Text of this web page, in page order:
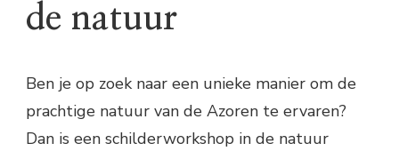
de natuur
Ben je op zoek naar een unieke manier om de
prachtige natuur van de Azoren te ervaren?
Dan is een schilderworkshop in de natuur